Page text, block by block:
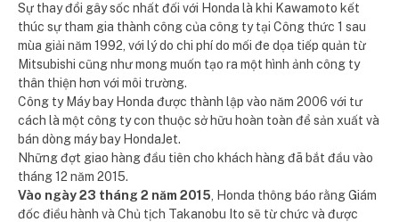
Sự thay đổi gây sốc nhất đối với Honda là khi Kawamoto kết
thúc sự tham gia thành công của công ty tại Công thức 1 sau
mùa giải năm 1992, với lý do chi phí do mối đe dọa tiếp quản từ
Mitsubishi cũng như mong muốn tạo ra một hình ảnh công ty
thân thiện hơn với môi trường.
Công ty Máy bay Honda được thành lập vào năm 2006 với tư
cách là một công ty con thuộc sở hữu hoàn toàn để sản xuất và
bán dòng máy bay HondaJet.
Những đợt giao hàng đầu tiên cho khách hàng đã bắt đầu vào
tháng 12 năm 2015.
Vào ngày 23 tháng 2 năm 2015 , Honda thông báo rằng Giám
đốc điều hành và Chủ tịch Takanobu Ito sẽ từ chức và được